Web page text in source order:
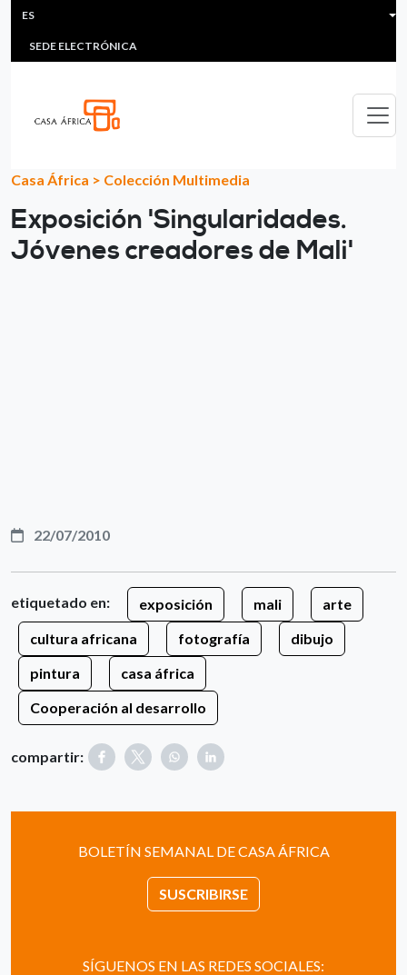
Pasar al contenido principal
HEADER MENU
MULTIMEDIA
SEDE ELECTRÓNICA
ES
Casa África > Colección Multimedia
Exposición 'Singularidades.
Jóvenes creadores de Mali'
22/07/2010
etiquetado en: exposición mali
arte
cultura africana
fotografía
dibujo
pintura
casa áfrica
Cooperación al desarrollo
compartir:
BOLETÍN SEMANAL DE CASA ÁFRICA
SUSCRIBIRSE
SÍGUENOS EN LAS REDES SOCIALES: